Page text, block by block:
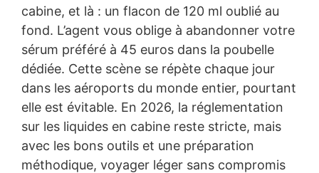
cabine, et là : un flacon de 120 ml oublié au
fond. L’agent vous oblige à abandonner votre
sérum préféré à 45 euros dans la poubelle
dédiée. Cette scène se répète chaque jour
dans les aéroports du monde entier, pourtant
elle est évitable. En 2026, la réglementation
sur les liquides en cabine reste stricte, mais
avec les bons outils et une préparation
méthodique, voyager léger sans compromis